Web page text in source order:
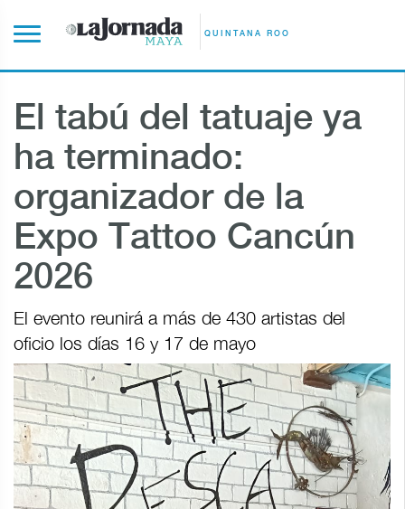
QUINTANA ROO
El tabú del tatuaje ya
ha terminado:
organizador de la
Expo Tattoo Cancún
2026
El evento reunirá a más de 430 artistas del
oficio los días 16 y 17 de mayo